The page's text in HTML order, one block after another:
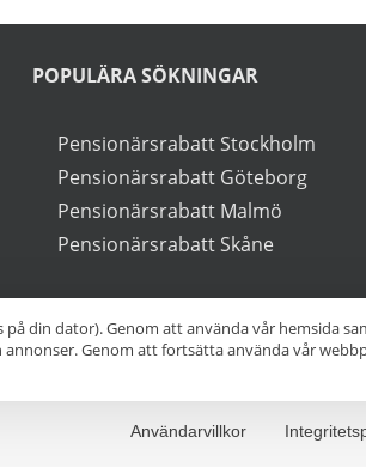
din dator). Genom att använda vår hemsida
Genom att fortsätta använda vår